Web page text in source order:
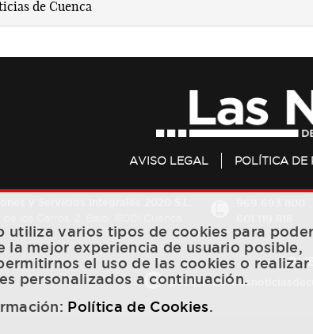
AVISO LEGAL POLÍTICA DE
utiliza varios tipos de cookies para poder
la mejor experiencia de usuario posible,
el uso de las cookies o realizar
personalizados a continuación.
Política de Cookies.